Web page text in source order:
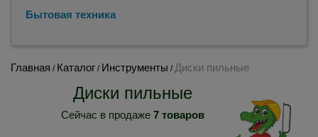
Бытовая техника
Главная / Каталог / Инструменты / Диски пильные
Диски пильные
Сейчас в продаже 7 товаров